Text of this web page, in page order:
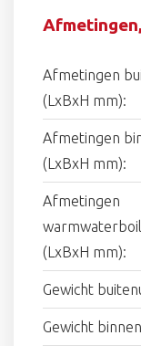
Afmetingen
(LxBxH mm):
Afmetingen
(LxBxH mm):
Afmetingen
(LxBxH mm):
Gewicht
Gewicht